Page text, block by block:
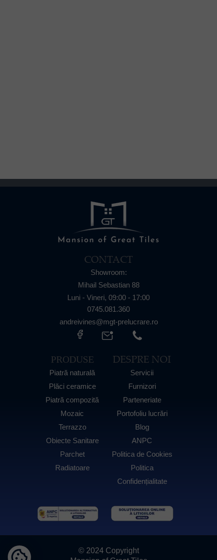
© 2024 Copyright
CONTACT
Showroom:
Mihail Sebastian 88
Luni - Vineri, 09:00 - 17:00
0745.081.360
andreivines@mgt-prelucrare.ro
DESPRE NOI
Servicii
Furnizori
Parteneriate
Portofoliu lucrări
Blog
ANPC
Politica de Cookies
Politica
Confidențialitate
PRODUSE
Piatră naturală
Plăci ceramice
Piatră compozită
Mozaic
Terrazzo
Obiecte Sanitare
Parchet
Radiatoare